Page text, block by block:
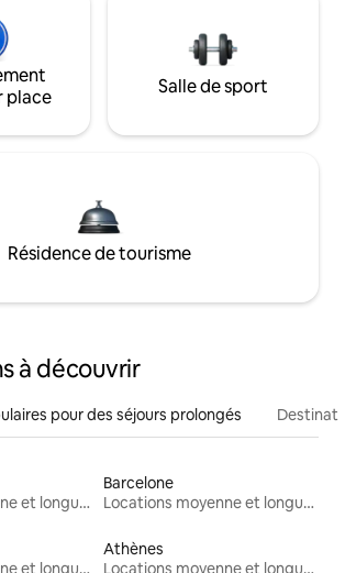
place
Salle de sport
Résidence de tourisme
à découvrir
pour des séjours prolongés
Locations moyenne et longue durée
Barcelone
Locations moyenne et longue durée
Locations moyenne et longue durée
Athènes
Locations moyenne et longue durée